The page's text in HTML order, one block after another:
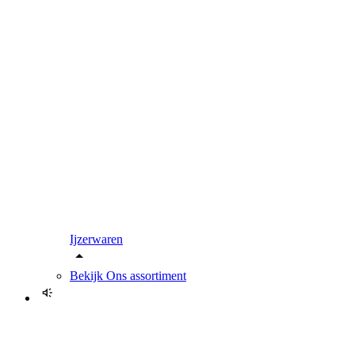
Ijzerwaren
Bekijk Ons assortiment